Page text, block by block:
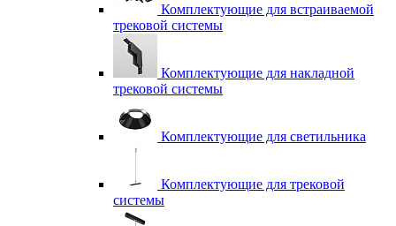
Комплектующие для встраиваемой
трековой системы
Комплектующие для накладной
трековой системы
Комплектующие для светильника
Комплектующие для трековой
системы